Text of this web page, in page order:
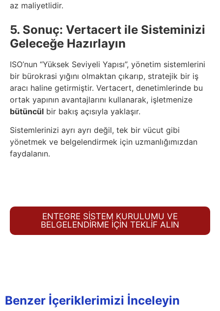
az maliyetlidir.
5. Sonuç: Vertacert ile Sisteminizi
Geleceğe Hazırlayın
ISO’nun “Yüksek Seviyeli Yapısı”, yönetim sistemlerini
bir bürokrasi yığını olmaktan çıkarıp, stratejik bir iş
aracı haline getirmiştir. Vertacert, denetimlerinde bu
ortak yapının avantajlarını kullanarak, işletmenize
bütüncül bir bakış açısıyla yaklaşır.
Sistemlerinizi ayrı ayrı değil, tek bir vücut gibi
yönetmek ve belgelendirmek için uzmanlığımızdan
faydalanın.
ENTEGRE SİSTEM KURULUMU VE
BELGELENDİRME İÇİN TEKLİF ALIN
Benzer İçeriklerimizi İnceleyin